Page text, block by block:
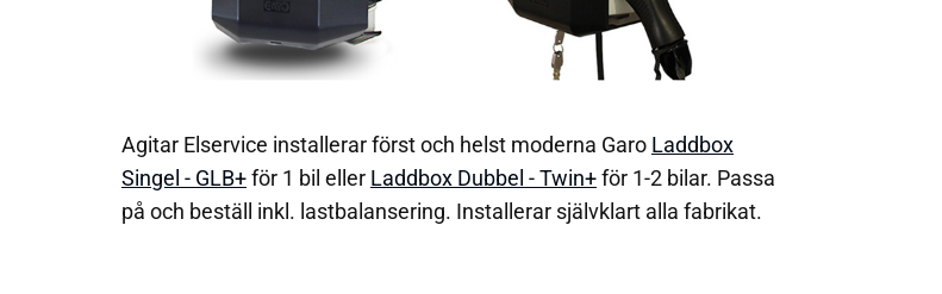
Agitar Elservice installerar först och helst moderna Garo Laddbox
Singel - GLB+för 1 bil eller Laddbox Dubbel - Twin+för 1-2 bilar. Passa
på och beställ inkl. lastbalansering. Installerar självklart alla fabrikat.